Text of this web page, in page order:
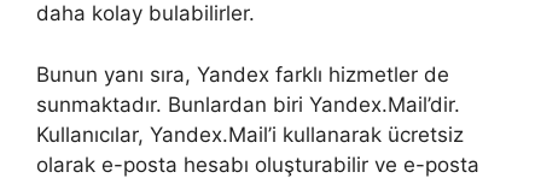
daha kolay bulabilirler.
Bunun yanı sıra, Yandex farklı hizmetler de
sunmaktadır. Bunlardan biri Yandex.Mail’dir.
Kullanıcılar, Yandex.Mail’i kullanarak ücretsiz
olarak e-posta hesabı oluşturabilir ve e-posta